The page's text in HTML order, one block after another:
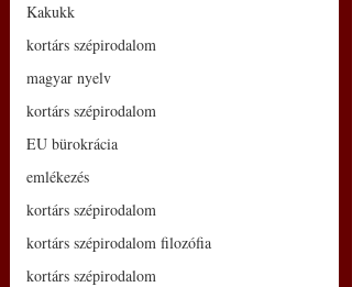
Kakukk
kortárs szépirodalom
magyar nyelv
kortárs szépirodalom
EU bürokrácia
emlékezés
kortárs szépirodalom
kortárs szépirodalom filozófia
kortárs szépirodalom